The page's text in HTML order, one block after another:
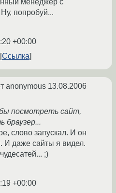
менеджер с
попробуй...
+00:00
Ссылка
anonymous 13.08.2006
посмотреть сайт,
браузер...
слово запускал. И он
И даже сайты я видел.
;)
+00:00